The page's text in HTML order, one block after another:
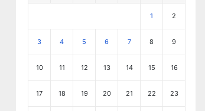
1 2
3 4 5 6 7 8 9
10 11 12 13 14 15 16
17 18 19 20 21 22 23